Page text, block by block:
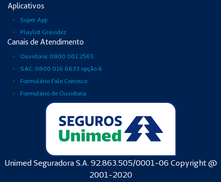
Aplicativos
Super App
Playlist Gravidez
Canais de Atendimento
Ouvidoria: 0800 001 2565
SAC: 0800 016 6633 opção 6
Formulário Fale Conosco
Formulário de Ouvidoria
Unimed Seguradora S.A. 92.863.505/0001-06 Copyright @
2001-2020